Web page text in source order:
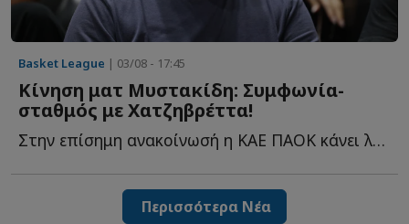
Basket League | 03/08 - 17:45
Κίνηση ματ Μυστακίδη: Συμφωνία-
σταθμός με Χατζηβρέττα!
Στην επίσημη ανακοίνωσή η ΚΑΕ ΠΑΟΚ κάνει λόγο για μία σ...
Περισσότερα Νέα